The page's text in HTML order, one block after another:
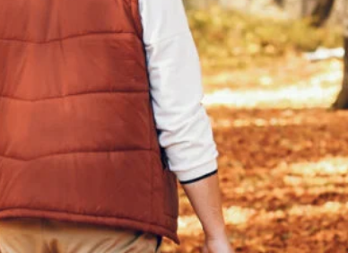
23 Herbstnägel-Ideen, die perfekt
zu deinem Herbst-Look passen
Oktober 3, 2025
20 herbstliche Make-up-Ideen, die dich
Oktober 3, 2025
Wenn Liebe leise wird – was
Beziehungen wirklich stark
macht
Oktober 10, 2025